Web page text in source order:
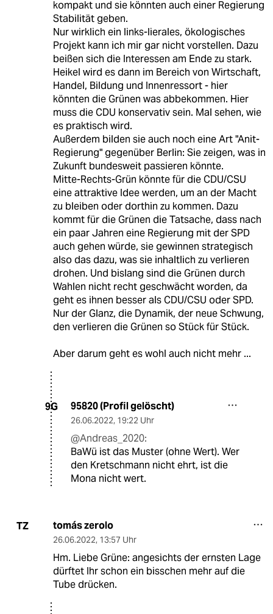
kompakt und sie könnten auch einer Regierung
Stabilität geben.
Nur wirklich ein links-lierales, ökologisches
Projekt kann ich mir gar nicht vorstellen. Dazu
beißen sich die Interessen am Ende zu stark.
Heikel wird es dann im Bereich von Wirtschaft,
Handel, Bildung und Innenressort - hier
könnten die Grünen was abbekommen. Hier
muss die CDU konservativ sein. Mal sehen, wie
es praktisch wird.
Außerdem bilden sie auch noch eine Art "Anit-
Regierung" gegenüber Berlin: Sie zeigen, was in
Zukunft bundesweit passieren könnte.
Mitte-Rechts-Grün könnte für die CDU/CSU
eine attraktive Idee werden, um an der Macht
zu bleiben oder dorthin zu kommen. Dazu
kommt für die Grünen die Tatsache, dass nach
ein paar Jahren eine Regierung mit der SPD
auch gehen würde, sie gewinnen strategisch
also das dazu, was sie inhaltlich zu verlieren
drohen. Und bislang sind die Grünen durch
Wahlen nicht recht geschwächt worden, da
geht es ihnen besser als CDU/CSU oder SPD.
Nur der Glanz, die Dynamik, der neue Schwung,
den verlieren die Grünen so Stück für Stück.
Aber darum geht es wohl auch nicht mehr ...
9G 95820 (Profil gelöscht)
26.06.2022, 19:22 Uhr
@Andreas_2020:
BaWü ist das Muster (ohne Wert). Wer
den Kretschmann nicht ehrt, ist die
Mona nicht wert.
TZ tomás zerolo
26.06.2022, 13:57 Uhr
Hm. Liebe Grüne: angesichts der ernsten Lage
dürftet Ihr schon ein bisschen mehr auf die
Tube drücken.